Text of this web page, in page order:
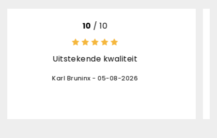
kwaliteit
Bruninx - 05-08-2026